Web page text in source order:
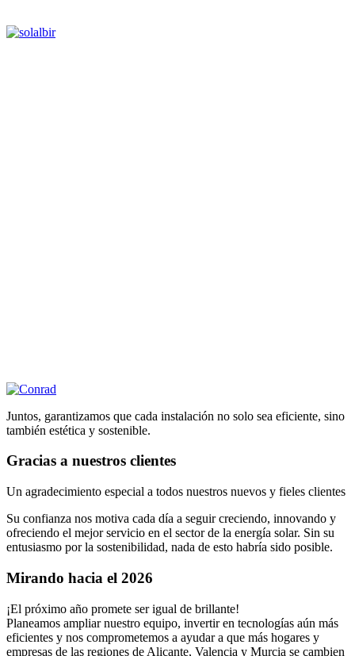
Juntos, garantizamos que cada instalación no solo sea eficiente, sino
también estética y sostenible.
Gracias a nuestros clientes
Un agradecimiento especial a todos nuestros nuevos y fieles clientes
Su confianza nos motiva cada día a seguir creciendo, innovando y
ofreciendo el mejor servicio en el sector de la energía solar. Sin su
entusiasmo por la sostenibilidad, nada de esto habría sido posible.
Mirando hacia el 2026
¡El próximo año promete ser igual de brillante!
Planeamos ampliar nuestro equipo, invertir en tecnologías aún más
eficientes y nos comprometemos a ayudar a que más hogares y
empresas de las regiones de Alicante, Valencia y Murcia se cambien